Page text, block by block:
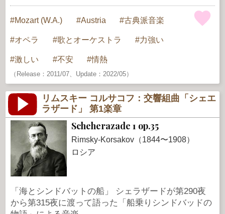
Mozart (W.A.) Austria 古典派音楽
オペラ 歌とオーケストラ 力強い
激しい 不安 情熱
（Release：2011/07、Update：2022/05）
リムスキー コルサコフ：交響組曲「シェエ
ラザード」 第1楽章
Scheherazade 1 op.35
Rimsky-Korsakov（1844〜1908）
ロシア
「海とシンドバットの船」 シェラザードが第290夜
から第315夜に渡って語った「船乗りシンドバッドの